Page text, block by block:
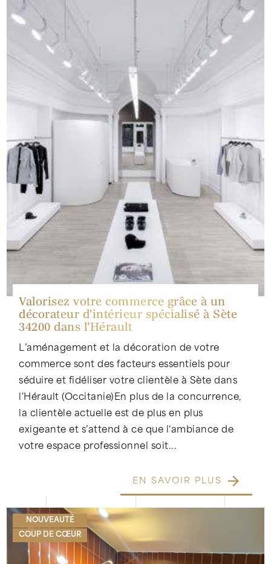
Valorisez votre commerce grâce à un
décorateur d'intérieur spécialisé à Sète
34200 dans l'Hérault
L’aménagement et la décoration de votre
commerce sont des facteurs essentiels pour
séduire et fidéliser votre clientèle à Sète dans
l'Hérault (Occitanie)En plus de la concurrence,
la clientèle actuelle est de plus en plus
exigeante et s’attend à ce que l‘ambiance de
votre espace professionnel soit...
EN SAVOIR PLUS
NOUVEAUTÉ
COUP DE CŒUR